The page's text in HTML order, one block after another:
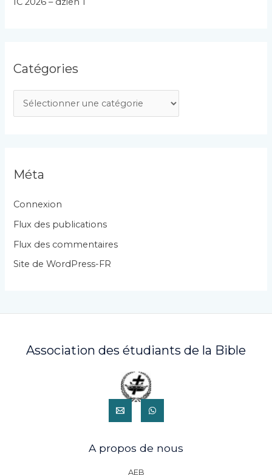
Catégories
a
g
r
i
e
Méta
Connexion
Flux des publications
Flux des commentaires
Site de WordPress-FR
Association des étudiants de la Bible
A propos de nous
AEB